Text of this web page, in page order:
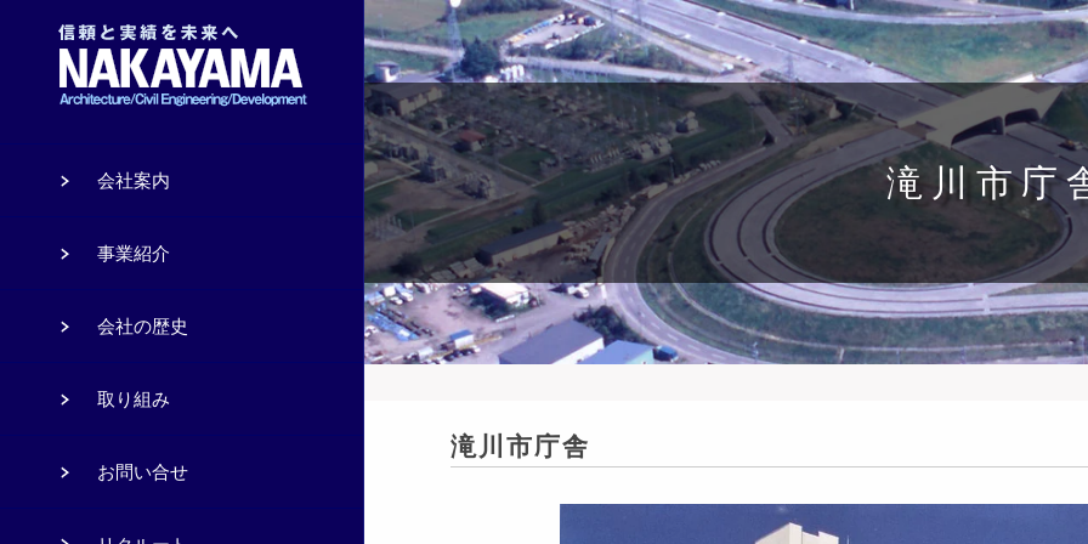
滝川市庁
滝川市庁舎
会社案内
事業紹介
会社の歴史
取り組み
お問い合せ